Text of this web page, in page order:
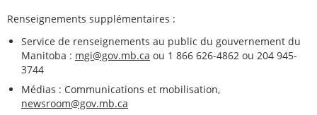
Renseignements supplémentaires :
Service de renseignements au public du gouvernement du
Manitoba : mgi@gov.mb.ca ou 1 866 626-4862 ou 204 945-
3744
Médias : Communications et mobilisation,
newsroom@gov.mb.ca